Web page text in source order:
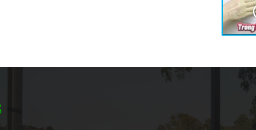
Nghiệp: Khái Niệm, Các Loại và Ứng Dụng
nghiệp là một thành phần quan trọng trong nhiều
xuất, từ hóa chất, dược phẩm đến thực phẩm và...